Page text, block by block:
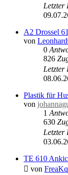
Letzter
A2 Drossel
von
0
826
Letzter
Plastik für
von
1
630
Letzter
TE 610
von